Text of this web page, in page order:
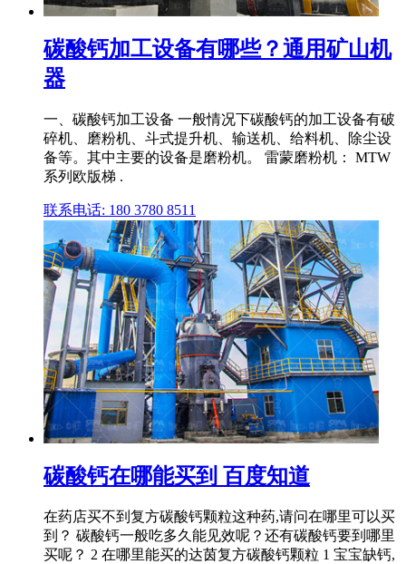
碳酸钙加工设备有哪些？通用矿山机
器
一、碳酸钙加工设备 一般情况下碳酸钙的加工设备有破
碎机、磨粉机、斗式提升机、输送机、给料机、除尘设
备等。其中主要的设备是磨粉机。 雷蒙磨粉机： MTW
系列欧版梯 .
联系电话: 180 3780 8511
碳酸钙在哪能买到 百度知道
在药店买不到复方碳酸钙颗粒这种药,请问在哪里可以买
到？ 碳酸钙一般吃多久能见效呢？还有碳酸钙要到哪里
买呢？ 2 在哪里能买的达茵复方碳酸钙颗粒 1 宝宝缺钙,